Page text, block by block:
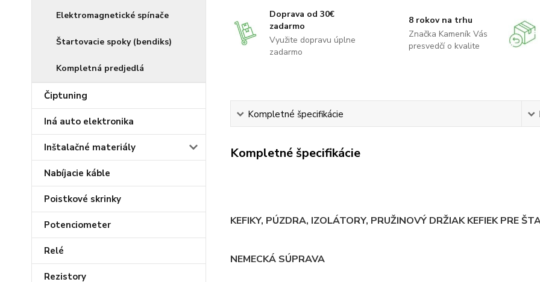
Elektromagnetické spínače
Štartovacie spoky (bendiks)
Kompletná predjedlá
Čiptuning
Iná auto elektronika
Inštalačné materiály
Nabíjacie káble
Poistkové skrinky
Potenciometer
Relé
Rezistory
Doprava od 30€
zadarmo
Využite dopravu úplne
zadarmo
8 rokov na trhu
Značka Kameník Vás
presvedčí o kvalite
Kompletné špecifikácie
Kompletné špecifikácie
KEFIKY, PÚZDRA, IZOLÁTORY, PRUŽINOVÝ DRŽIAK KEFIEK PRE
NEMECKÁ SÚPRAVA